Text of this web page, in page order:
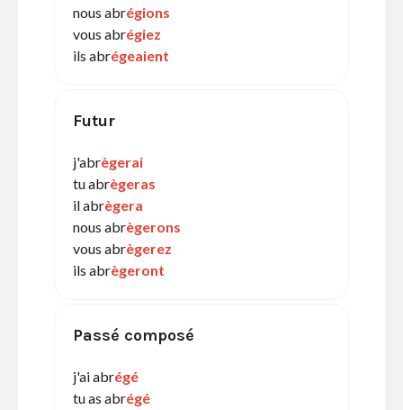
nous abrégions
vous abrégiez
ils abrégeaient
Futur
j'abrègerai
tu abrègeras
il abrègera
nous abrègerons
vous abrègerez
ils abrègeront
Passé composé
j'ai abrégé
tu as abrégé